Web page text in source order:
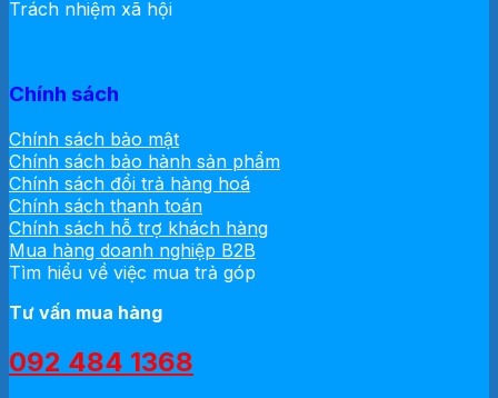
Trách nhiệm xã hội
Chính sách
Chính sách bảo mật
Chính sách bảo hành sản phẩm
Chính sách đổi trả hàng hoá
Chính sách thanh toán
Chính sách hỗ trợ khách hàng
Mua hàng doanh nghiệp B2B
Tìm hiểu về việc mua trả góp
Tư vấn mua hàng
092 484 1368